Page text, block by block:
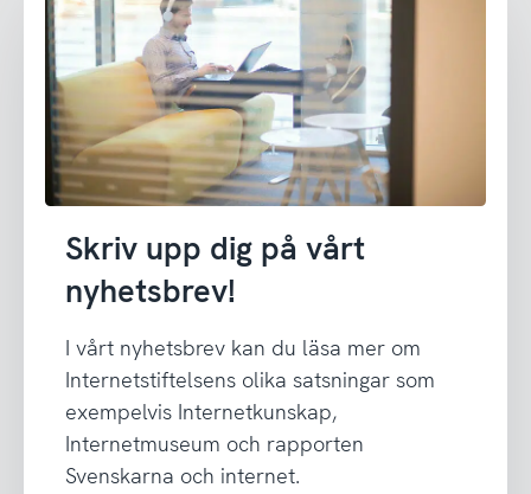
Skriv upp dig på vårt
nyhetsbrev!
I vårt nyhetsbrev kan du läsa mer om
Internetstiftelsens olika satsningar som
exempelvis Internetkunskap,
Internetmuseum och rapporten
Svenskarna och internet.